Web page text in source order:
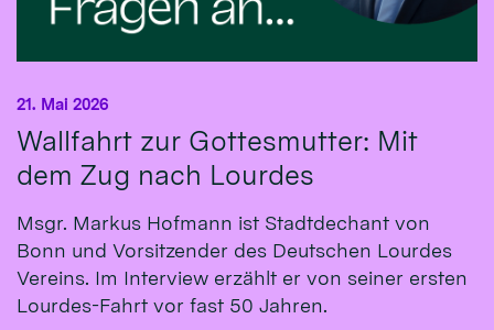
Wallfahrt zur Gottesmutter: Mit
dem Zug nach Lourdes
21. Mai 2026
Msgr. Markus Hofmann ist Stadtdechant von
Bonn und Vorsitzender des Deutschen Lourdes
Vereins. Im Interview erzählt er von seiner ersten
Lourdes-Fahrt vor fast 50 Jahren.